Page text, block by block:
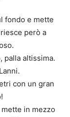
fondo e mette
però a
palla altissima.
con un gran
in mezzo